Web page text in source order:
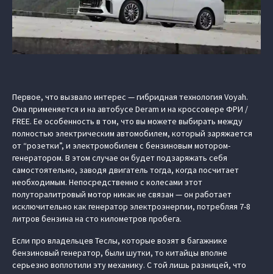
Первое, что вызвало интерес — гибридная технология Voyah.
Она применяется и на автобусе Deram и на кроссовере ФРИ /
FREE. Ее особенность в том, что вы можете выбирать между
полностью электрическим автомобилем, который заряжается
от “розетки”, и электромобилем с бензиновым мотором-
генератором. В этом случае он будет подзаряжать себя
самостоятельно, заводя двигатель тогда, когда посчитает
необходимым. Непосредственно с колесами этот
полуторалитровый мотор никак не связан — он работает
исключительно как генератор электроэнергии, потребляя 7-8
литров бензина на сто километров пробега.
Если про владельцев Теслы, которые возят в багажнике
бензиновый генератор, были шутки, то китайцы вполне
серьезно воплотили эту механику. С той лишь разницей, что